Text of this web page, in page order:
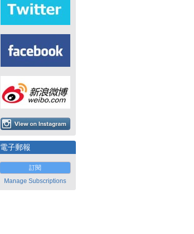
電子郵報
訂閱
Manage Subscriptions